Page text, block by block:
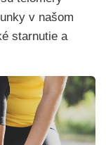
v našom
starnutie a